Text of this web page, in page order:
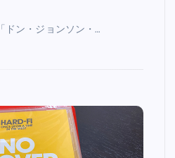
ドン・ジョンソン・…